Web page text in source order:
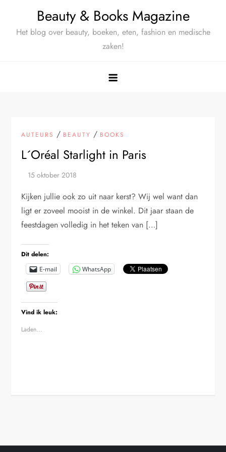
Beauty & Books Magazine
Het blog over beauty, boeken, eten, fashion en medische
zaken!
AUTEURS / BEAUTY / BOOKS
L´Oréal Starlight in Paris
Kijken jullie ook zo uit naar kerst? Wij wel want dan
ligt er zoveel mooist in de winkel. Dit jaar staan de
feestdagen volledig in het teken van […]
Dit delen:
E-mail WhatsApp
Vind ik leuk:
Laden...